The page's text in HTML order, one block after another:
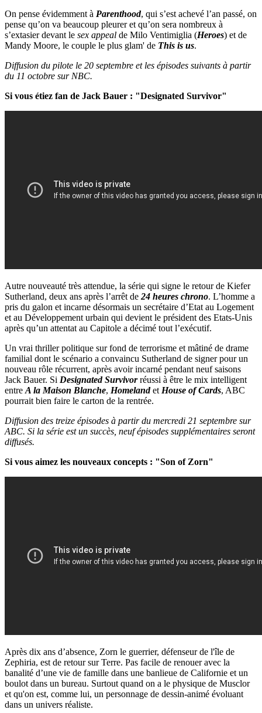
On pense évidemment à Parenthood, qui s’est achevé l’an passé, on
pense qu’on va beaucoup pleurer et qu’on sera nombreux à
s’extasier devant le sex appeal de Milo Ventimiglia (Heroes) et de
Mandy Moore, le couple le plus glam' de This is us.
Diffusion du pilote le 20 septembre et les épisodes suivants à partir
du 11 octobre sur NBC.
Si vous étiez fan de Jack Bauer : "Designated Survivor"
Autre nouveauté très attendue, la série qui signe le retour de Kiefer
Sutherland, deux ans après l’arrêt de 24 heures chrono. L’homme a
pris du galon et incarne désormais un secrétaire d’Etat au Logement
et au Développement urbain qui devient le président des Etats-Unis
après qu’un attentat au Capitole a décimé tout l’exécutif.
Un vrai thriller politique sur fond de terrorisme et mâtiné de drame
familial dont le scénario a convaincu Sutherland de signer pour un
nouveau rôle récurrent, après avoir incarné pendant neuf saisons
Jack Bauer. Si Designated Survivor réussi à être le mix intelligent
entre A la Maison Blanche, Homelandet House of Cards, ABC
pourrait bien faire le carton de la rentrée.
Diffusion des treize épisodes à partir du mercredi 21 septembre sur
ABC. Si la série est un succès, neuf épisodes supplémentaires seront
diffusés.
Si vous aimez les nouveaux concepts : "Son of Zorn"
Après dix ans d’absence, Zorn le guerrier, défenseur de l'île de
Zephiria, est de retour sur Terre. Pas facile de renouer avec la
banalité d’une vie de famille dans une banlieue de Californie et un
boulot dans un bureau. Surtout quand on a le physique de Musclor
et qu'on est, comme lui, un personnage de dessin-animé évoluant
dans un univers réaliste.